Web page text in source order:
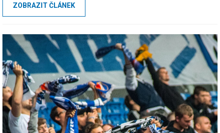
fanoušků, kteří chtěli vidět prodloužení neporazitelnosti na "domácí"
půdě. Z Příbrami dorazila do sektoru hostí celkem nepřekvapující 0.
ZOBRAZIT ČLÁNEK